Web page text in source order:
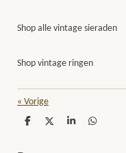
Shop alle vintage sieraden
Shop vintage ringen
« Vorige
D
D
S
D